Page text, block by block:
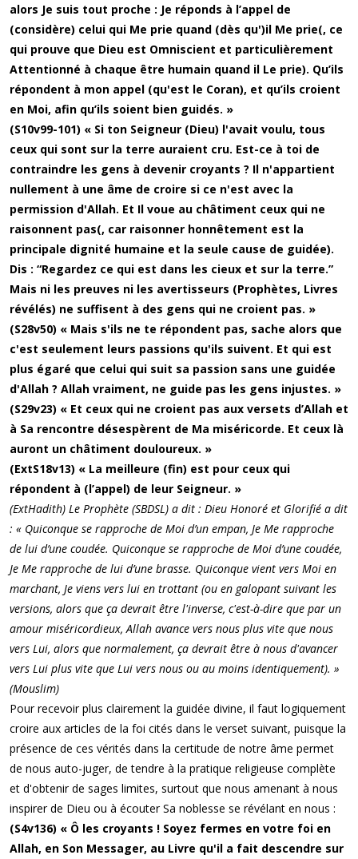
alors Je suis tout proche : Je réponds à l’appel de
(considère) celui qui Me prie quand (dès qu')il Me prie(, ce
qui prouve que Dieu est Omniscient et particulièrement
Attentionné à chaque être humain quand il Le prie). Qu’ils
répondent à mon appel (qu'est le Coran), et qu’ils croient
en Moi, afin qu’ils soient bien guidés. »
(S10v99-101) « Si ton Seigneur (Dieu) l'avait voulu, tous
ceux qui sont sur la terre auraient cru. Est-ce à toi de
contraindre les gens à devenir croyants ? Il n'appartient
nullement à une âme de croire si ce n'est avec la
permission d'Allah. Et Il voue au châtiment ceux qui ne
raisonnent pas(, car raisonner honnêtement est la
principale dignité humaine et la seule cause de guidée).
Dis : “Regardez ce qui est dans les cieux et sur la terre.”
Mais ni les preuves ni les avertisseurs (Prophètes, Livres
révélés) ne suffisent à des gens qui ne croient pas. »
(S28v50) « Mais s'ils ne te répondent pas, sache alors que
c'est seulement leurs passions qu'ils suivent. Et qui est
plus égaré que celui qui suit sa passion sans une guidée
d'Allah ? Allah vraiment, ne guide pas les gens injustes. »
(S29v23) « Et ceux qui ne croient pas aux versets d’Allah et
à Sa rencontre désespèrent de Ma miséricorde. Et ceux là
auront un châtiment douloureux. »
(ExtS18v13) « La meilleure (fin) est pour ceux qui
répondent à (l’appel) de leur Seigneur. »
(ExtHadith) Le Prophète (SBDSL) a dit : Dieu Honoré et Glorifié a dit
: « Quiconque se rapproche de Moi d’un empan, Je Me rapproche
de lui d’une coudée. Quiconque se rapproche de Moi d’une coudée,
Je Me rapproche de lui d’une brasse. Quiconque vient vers Moi en
marchant, Je viens vers lui en trottant (ou en galopant suivant les
versions, alors que ça devrait être l'inverse, c'est-à-dire que par un
amour miséricordieux, Allah avance vers nous plus vite que nous
vers Lui, alors que normalement, ça devrait être à nous d'avancer
vers Lui plus vite que Lui vers nous ou au moins identiquement). »
(Mouslim)
Pour recevoir plus clairement la guidée divine, il faut logiquement
croire aux articles de la foi cités dans le verset suivant, puisque la
présence de ces vérités dans la certitude de notre âme permet
de nous auto-juger, de tendre à la pratique religieuse complète
et d'obtenir de sages limites, surtout que nous amenant à nous
inspirer de Dieu ou à écouter Sa noblesse se révélant en nous :
(S4v136) « Ô les croyants ! Soyez fermes en votre foi en
Allah, en Son Messager, au Livre qu'il a fait descendre sur